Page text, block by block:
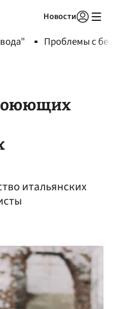
Новости
Проблемы с
итальянских